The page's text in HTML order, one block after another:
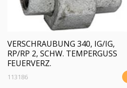
VERSCHRAUBUNG 340, IG/IG,
RP/RP 2, SCHW. TEMPERGUSS
FEUERVERZ.
113186